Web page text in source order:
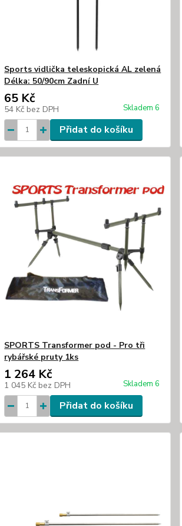
Sports vidlička teleskopická AL zelená
Délka: 50/90cm Zadní U
65 Kč
54 Kč bez DPH Skladem 6
Přidat do košíku
SPORTS Transformer pod - Pro tři
rybářské pruty 1ks
1 264 Kč
1 045 Kč bez DPH Skladem 6
Přidat do košíku